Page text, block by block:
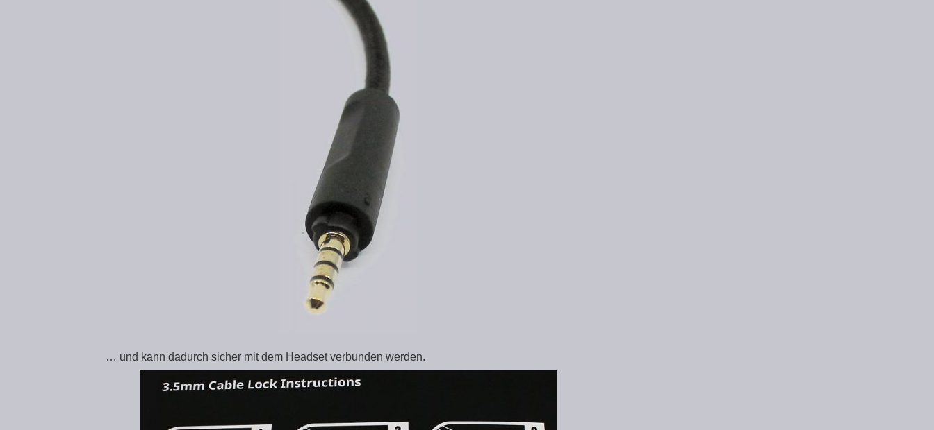
… und kann dadurch sicher mit dem Headset verbunden werden.